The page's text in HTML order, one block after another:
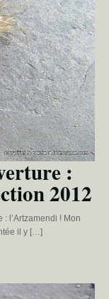
:
2012
l’Artzamendi ! Mon
il y […]